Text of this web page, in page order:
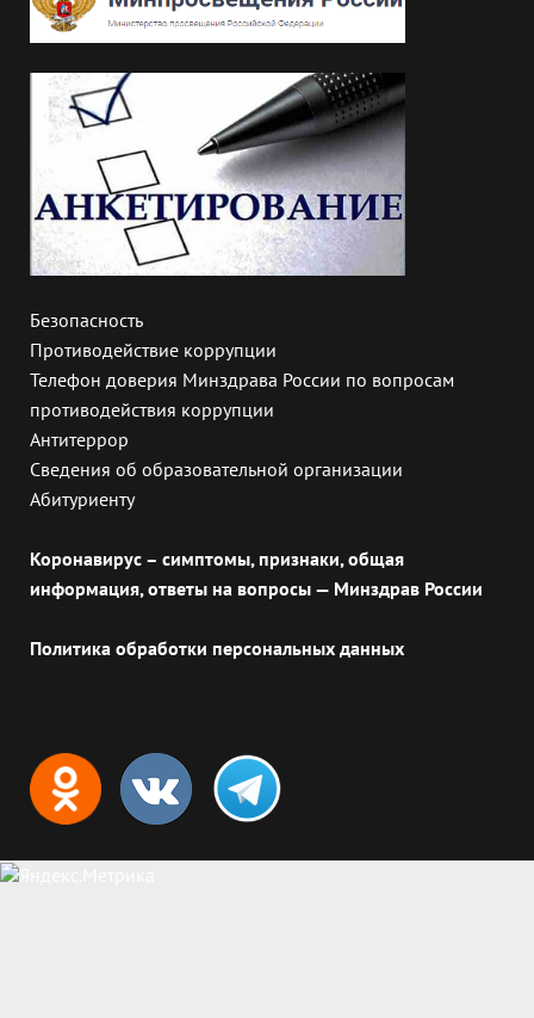
Безопасность
Противодействие коррупции
Телефон доверия Минздрава России по вопросам
противодействия коррупции
Антитеррор
Сведения об образовательной организации
Абитуриенту
Коронавирус – симптомы, признаки, общая
информация, ответы на вопросы — Минздрав России
Политика обработки персональных данных